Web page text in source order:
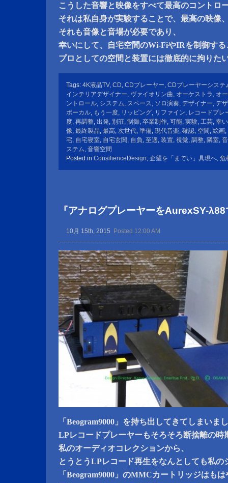
こうした音響と映像をすべて最高のコントロ
それは私自身が実験することで、最高の映像
それも音像と音場が必要であり、
幸いにして、自宅空間のWi-FiやIRを制御する
プロとしての空間と装置には徹底的に拘りた
Tags: 4K液晶TV, CD, CDプレーヤー, CDプレーヤーシステ
インテリアデザイナー, ヴァイオリン曲, オーケストラ , オ
ントロール, システム, スペース, ソロ演奏, デザイナー, デ
ボーカル, もう一度, リッピング, リファイン, レコードプレ
度, 再調整, 出発, 別荘, 制御, 卒業制作, 可能, 実験, 工芸, 幸い
像, 最終製品, 最高, 次世代, 準備, 現代音楽, 確認, 空間 , 絵画,
宅, 自宅寝室, 自宅玄関, 自負, 至適, 装置, 視覚, 調整, 隣室,
ステム, 音響空間
Posted in ConsilienceDesign, 企望を「までい」具現へ, 危
『アナログプレーヤーをAurexSY-
10月 15th, 2015 Posted 12:00 AM
「Beogram9000」を持ち出してきてしまいま
LPレコードプレーヤーもそろそろ断捨離の時
私のオーディオコレクションから、
とうとうLPレコード再生をなんとしても私
「Beogram9000」のMMCカートリッジはも